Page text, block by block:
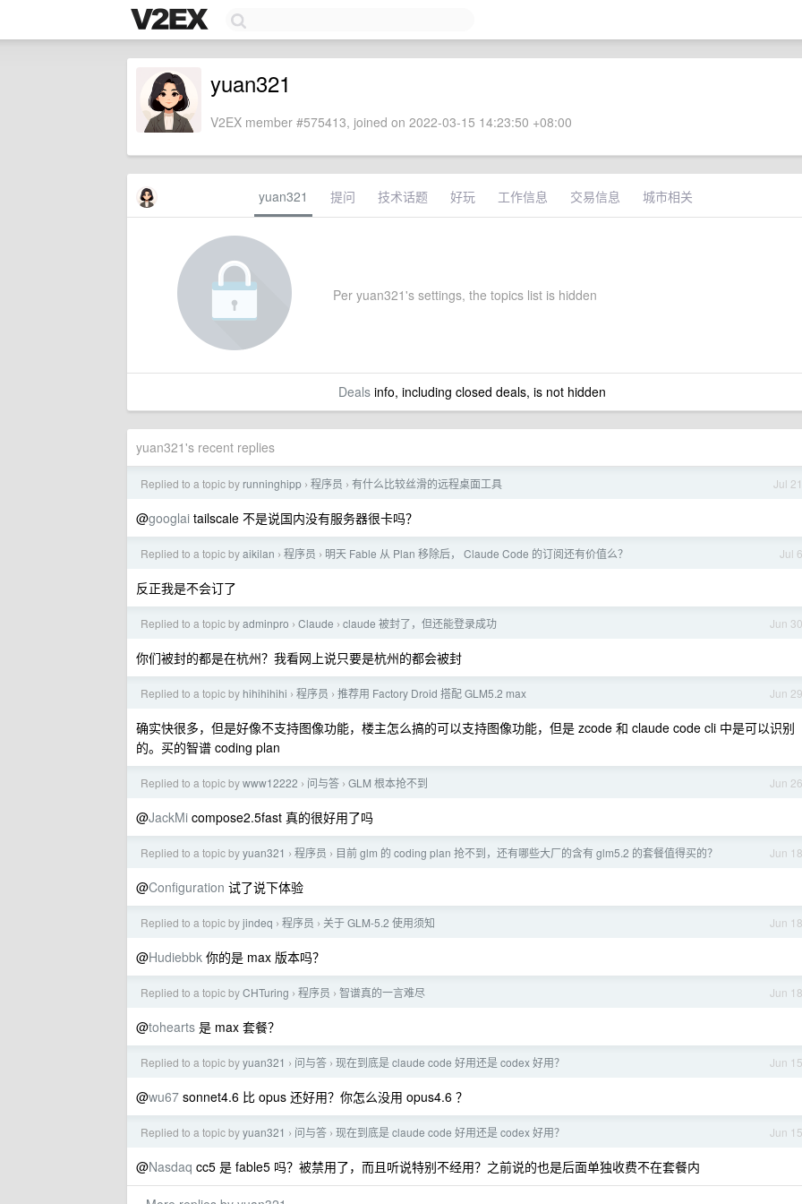
yuan321
V2EX member #575413, joined on 2022-03-15 14:23:50 +08:00
yuan321 提问 技术话题 好玩 工作信息 交易信息 城市相关
Per yuan321's settings, the topics list is hidden
Dealsinfo, including closed deals, is not hidden
yuan321's recent replies
Jul 21
Replied to a topic by runninghipp › 程序员 › 有什么比较丝滑的远程桌面工具
@googlai tailscale 不是说国内没有服务器很卡吗？
Jul 6
Replied to a topic byaikilan › 程序员 › 明天 Fable 从 Plan 移除后， Claude Code 的订阅还有价值么？
反正我是不会订了
Jun 30
Replied to a topic byadminpro › Claude › claude 被封了，但还能登录成功
你们被封的都是在杭州？我看网上说只要是杭州的都会被封
Jun 29
Replied to a topic by hihihihihi › 程序员 › 推荐用 Factory Droid 搭配 GLM5.2 max
确实快很多，但是好像不支持图像功能，楼主怎么搞的可以支持图像功能，但是 zcode 和 claude code cli 中是可以识别
的。买的智谱 coding plan
Jun 26
Replied to a topic bywww12222 › 问与答 › GLM 根本抢不到
@JackMi compose2.5fast 真的很好用了吗
Jun 18
Replied to a topic byyuan321 › 程序员 › 目前 glm 的 coding plan 抢不到，还有哪些大厂的含有 glm5.2 的套餐值得买的？
@Configuration 试了说下体验
Jun 18
Replied to a topic byjindeq › 程序员 › 关于 GLM-5.2 使用须知
@Hudiebbk 你的是 max 版本吗？
Jun 18
Replied to a topic byCHTuring › 程序员 › 智谱真的一言难尽
@tohearts 是 max 套餐？
Jun 15
Replied to a topic byyuan321 › 问与答 › 现在到底是 claude code 好用还是 codex 好用？
@wu67 sonnet4.6 比 opus 还好用？你怎么没用 opus4.6 ？
Jun 15
Replied to a topic byyuan321 › 问与答 › 现在到底是 claude code 好用还是 codex 好用？
@Nasdaq cc5 是 fable5 吗？被禁用了，而且听说特别不经用？之前说的也是后面单独收费不在套餐内